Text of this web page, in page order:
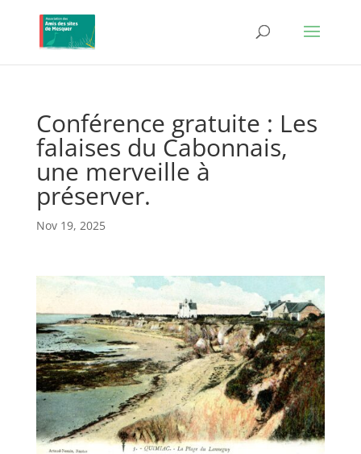
Conférence gratuite : Les
falaises du Cabonnais,
une merveille à
préserver.
Nov 19, 2025